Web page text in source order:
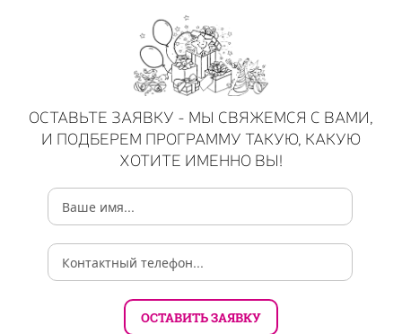
ОСТАВЬТЕ ЗАЯВКУ - МЫ СВЯЖЕМСЯ С ВАМИ,
И ПОДБЕРЕМ ПРОГРАММУ ТАКУЮ, КАКУЮ
ХОТИТЕ ИМЕННО ВЫ!